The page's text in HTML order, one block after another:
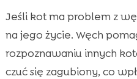
Jeśli kot ma problem z
na jego życie. Węch
rozpoznawaniu innych
czuć się zagubiony, co